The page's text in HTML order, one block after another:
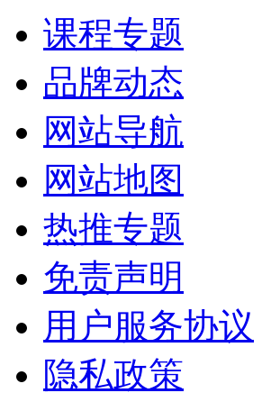
课程专题
品牌动态
网站导航
网站地图
热推专题
免责声明
用户服务协议
隐私政策